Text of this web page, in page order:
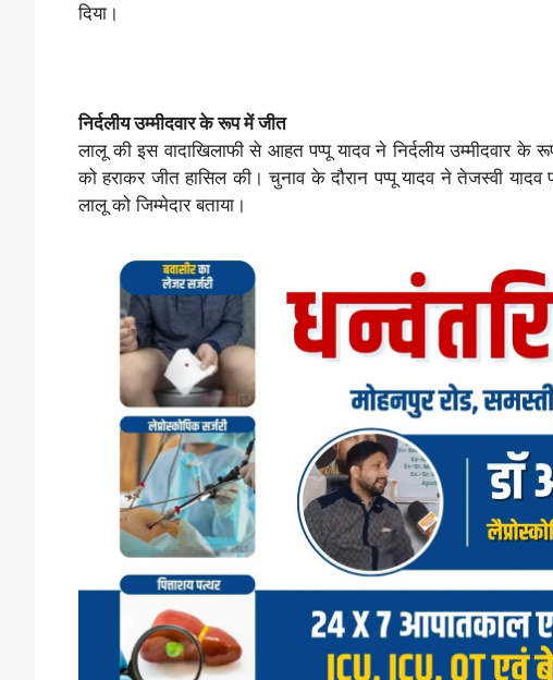
दिया।
निर्दलीय उम्मीदवार के रूप में जीत
लालू की इस वादाखिलाफी से आहत पप्पू यादव ने निर्दलीय उम्मीदवार के
को हराकर जीत हासिल की। चुनाव के दौरान पप्पू यादव ने तेजस्वी
लालू को जिम्मेदार बताया।